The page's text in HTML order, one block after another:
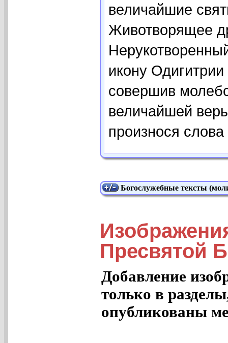
величайшие
Животворящее
икону
совершив
величайшей
произнося
Богослужебные тексты
Пресвятой
Добавление
только в
опубликованы